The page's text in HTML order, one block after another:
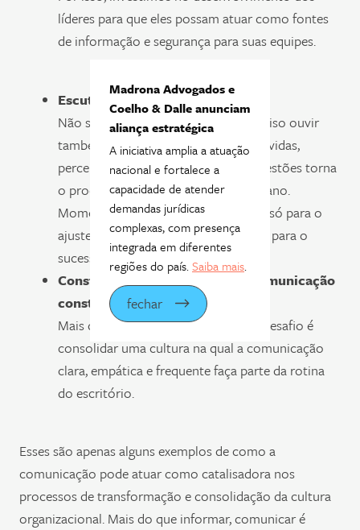
líderes para que eles possam atuar como fontes
de informação e segurança para suas equipes.
Escuta ativa e espaços de diálogo
Não se trata apenas de falar — é preciso ouvir
também. Criar canais para escutar dúvidas,
perceber desconfortos e acolher sugestões torna
o processo mais colaborativo e humano.
Momentos de troca contribuem não só para o
ajuste da comunicação, mas também para o
sucesso da própria mudança.
Construção de uma cultura de comunicação
constante
Mais do que comunicar bem, nosso desafio é
consolidar uma cultura na qual a comunicação
clara, empática e frequente faça parte da rotina
do escritório.
Esses são apenas alguns exemplos de como a
comunicação pode atuar como catalisadora nos
processos de transformação e consolidação da cultura
organizacional. Mais do que informar, comunicar é
Madrona Advogados e
Coelho & Dalle anunciam
aliança estratégica
A iniciativa amplia a atuação
nacional e fortalece a
capacidade de atender
demandas jurídicas
complexas, com presença
integrada em diferentes
regiões do país.Saiba mais.
fechar